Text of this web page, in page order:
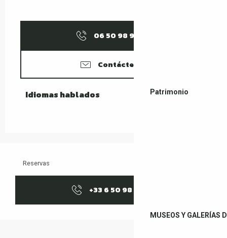
Patrimonio
MUSEOS Y GALERÍAS
06 50 98 95
Contáctenos
Idiomas hablados
Idiomas hablados
Reservas
+33 6 50 98 95